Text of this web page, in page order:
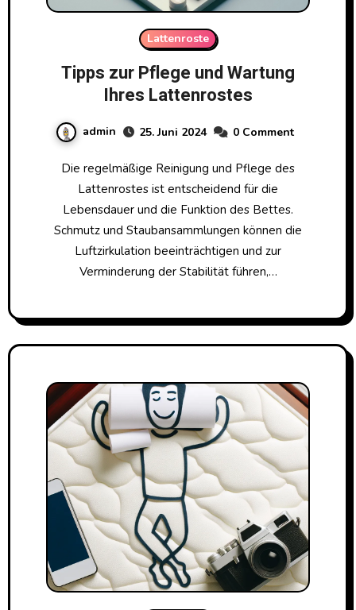
Lattenroste
Tipps zur Pflege und Wartung
Ihres Lattenrostes
admin 25. Juni 2024 0 Comment
Die regelmäßige Reinigung und Pflege des
Lattenrostes ist entscheidend für die
Lebensdauer und die Funktion des Bettes.
Schmutz und Staubansammlungen können die
Luftzirkulation beeinträchtigen und zur
Verminderung der Stabilität führen,…